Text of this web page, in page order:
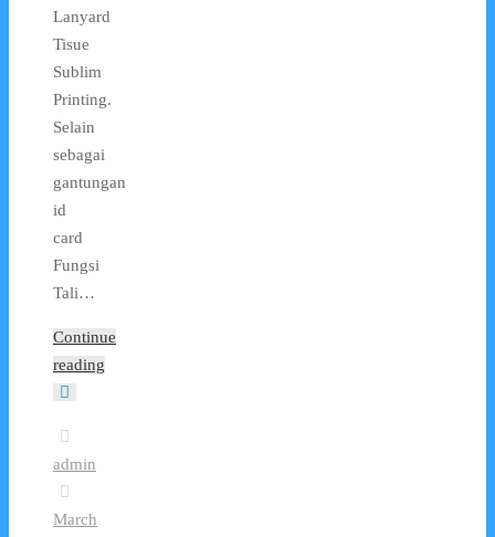
Lanyard
Tisue
Sublim
Printing.
Selain
sebagai
gantungan
id
card
Fungsi
Tali…
Continue
reading
admin
March